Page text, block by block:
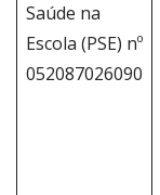
Saúde na
Escola (PSE) nº
052087026090